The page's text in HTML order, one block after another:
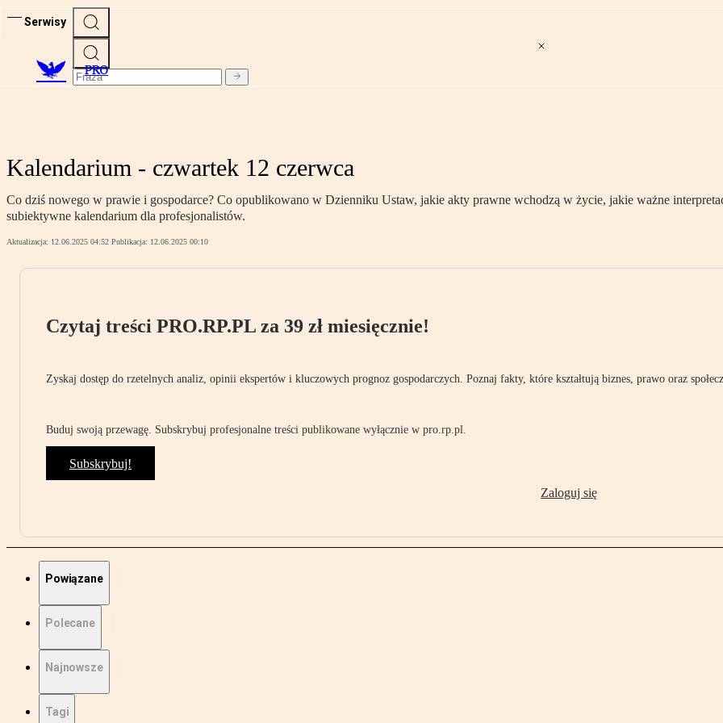
Serwisy
PRO
Kalendarium - czwartek 12 czerwca
Co dziś nowego w prawie i gospodarce? Co opublikowano w Dzienniku Ustaw, jakie akty prawne wchodzą w życie, jakie ważne
subiektywne kalendarium dla profesjonalistów.
Aktualizacja: 12.06.2025 04:52 Publikacja: 12.06.2025 00:10
Czytaj treści PRO.RP.PL za 39 zł miesięcznie!
Zyskaj dostęp do rzetelnych analiz, opinii ekspertów i kluczowych prognoz gospodarczych. Poznaj fakty, które kształtują biznes, prawo oraz
Buduj swoją przewagę. Subskrybuj profesjonalne treści publikowane wyłącznie w pro.rp.pl.
Subskrybuj!
Zaloguj się
Powiązane
Polecane
Najnowsze
Tagi